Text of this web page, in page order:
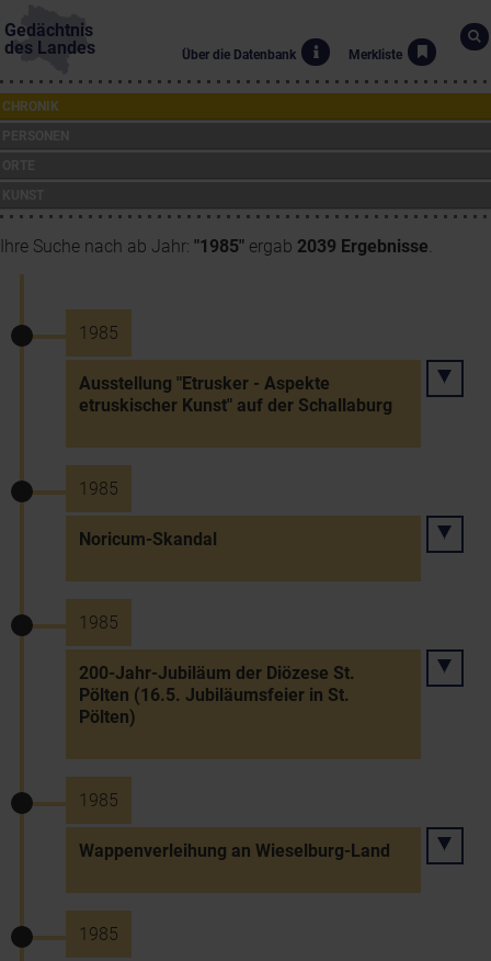
Gedächtnis
des Landes
Über die Datenbank Merkliste
CHRONIK
Ihre Suche nach ab Jahr: "1985" ergab 2039 Ergebnisse.
1985
Ausstellung "Etrusker - Aspekte
etruskischer Kunst" auf der Schallaburg
1985
Noricum-Skandal
1985
200-Jahr-Jubiläum der Diözese St.
Pölten (16.5. Jubiläumsfeier in St.
Pölten)
1985
Wappenverleihung an Wieselburg-Land
1985